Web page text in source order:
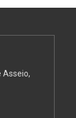
Asseio,